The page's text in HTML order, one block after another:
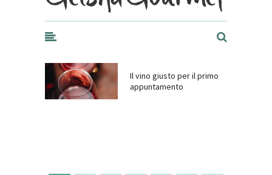
Il vino giusto per il primo
appuntamento